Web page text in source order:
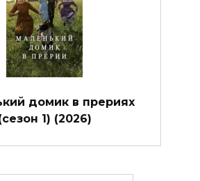
домик в прериях
1) (2026)